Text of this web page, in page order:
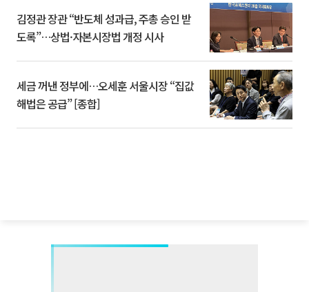
김정관 장관 “반도체 성과급, 주총 승인 받
도록”…상법·자본시장법 개정 시사
세금 꺼낸 정부에…오세훈 서울시장 “집값
해법은 공급” [종합]